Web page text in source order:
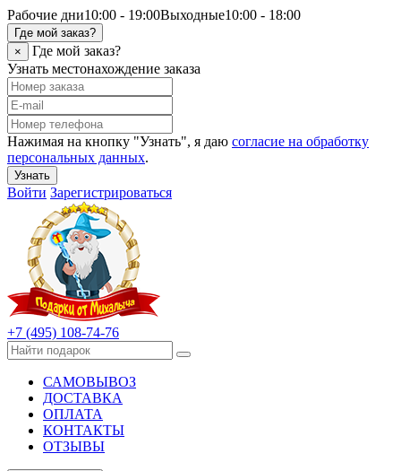
Рабочие дни10:00 - 19:00Выходные10:00 - 18:00
Где мой заказ?
×
Где мой заказ?
Узнать местонахождение заказа
Нажимая на кнопку "Узнать", я даю согласие на обработку
персональных данных.
Узнать
Войти Зарегистрироваться
+7 (495) 108-74-76
САМОВЫВОЗ
ДОСТАВКА
ОПЛАТА
КОНТАКТЫ
ОТЗЫВЫ